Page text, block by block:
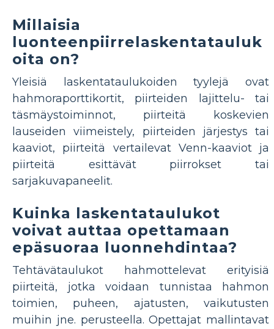
Millaisia ​​
luonteenpiirrelaskentatauluk
oita on?
Yleisiä laskentataulukoiden tyylejä ovat
hahmoraporttikortit, piirteiden lajittelu- tai
täsmäystoiminnot, piirteitä koskevien
lauseiden viimeistely, piirteiden järjestys tai
kaaviot, piirteitä vertailevat Venn-kaaviot ja
piirteitä esittävät piirrokset tai
sarjakuvapaneelit.
Kuinka laskentataulukot
voivat auttaa opettamaan
epäsuoraa luonnehdintaa?
Tehtävätaulukot hahmottelevat erityisiä
piirteitä, jotka voidaan tunnistaa hahmon
toimien, puheen, ajatusten, vaikutusten
muihin jne. perusteella. Opettajat mallintavat